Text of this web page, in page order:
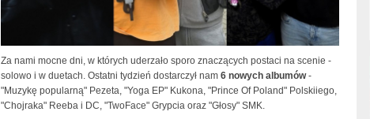
Za nami mocne dni, w których uderzało sporo znaczących postaci na scenie -
solowo i w duetach. Ostatni tydzień dostarczył nam 6 nowych albumów-
"Muzykę popularną" Pezeta, "Yoga EP" Kukona, "Prince Of Poland" Polskiiego,
"Chojraka" Reeba i DC, "TwoFace" Grypcia oraz "Głosy" SMK.